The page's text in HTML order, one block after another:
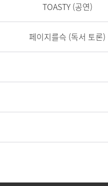
TOASTY (공연)
페이지를슥 (독서 토론)